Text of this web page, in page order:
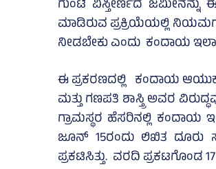
ಗುಂಟೆ ವಿಸ್ತೀರ್ಣದ
ಮಾಡಿರುವ ಪ್ರಕ್ರಿಯೆಯಲ್ಲಿ
ನೀಡಬೇಕು ಎಂದು ಕಂದಾಯ
ಈ ಪ್ರಕರಣದಲ್ಲಿ ಕಂದಾಯ
ಮತ್ತು ಗಣಪತಿ ಶಾಸ್ತ್ರಿ ಅವರ
ಗ್ರಾಮಸ್ಥರ ಹೆಸರಿನಲ್ಲಿ
ಜೂನ್‌ 15ರಂದು ಲಿಖಿತ ದೂರು
ಪ್ರಕಟಿಸಿತ್ತು. ವರದಿ